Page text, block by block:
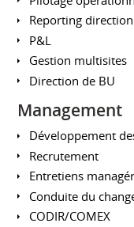
Reporting direction
P&L
Gestion multisites
Direction de BU
Management
Développement
Recrutement
Entretiens
Conduite du
CODIR/COMEX